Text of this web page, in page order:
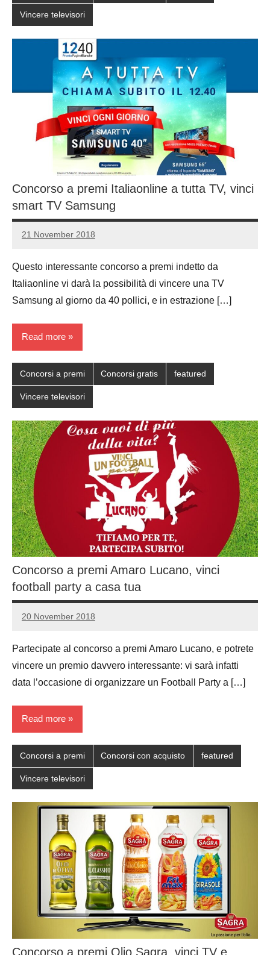
Vincere televisori
Concorso a premi Italiaonline a tutta TV, vinci
smart TV Samsung
21 November 2018
Luca
No
Questo interessante concorso a premi indetto da
Italiaonline vi darà la possibilità di vincere una TV
Samsung al giorno da 40 pollici, e in estrazione […]
Read more
Concorsi a premi Concorsi gratis featured
Vincere televisori
Concorso a premi Amaro Lucano, vinci
football party a casa tua
20 November 2018
Luca
3
Partecipate al concorso a premi Amaro Lucano, e potrete
vincere un premio davvero interessante: vi sarà infatti
data l’occasione di organizzare un Football Party a […]
Read more
Concorsi a premi Concorsi con acquisto featured
Vincere televisori
Concorso a premi Olio Sagra, vinci TV e